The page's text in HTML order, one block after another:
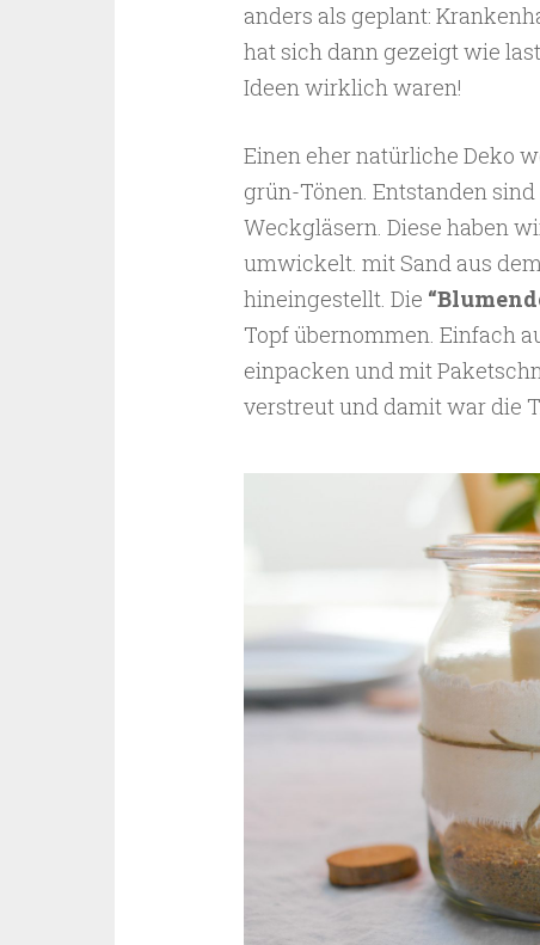
anders als geplant:
hat sich dann gezeigt wie
Ideen wirklich waren!
Einen eher natürliche Deko
grün-Tönen. Entstanden
Weckgläsern. Diese haben
umwickelt. mit Sand aus
hineingestellt. Die
Topf übernommen. Einfach
einpacken und mit
verstreut und damit war die